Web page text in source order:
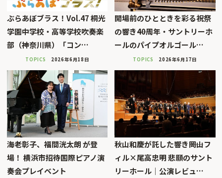
ぶらあぼブラス！Vol.47 桐光
学園中学校・高等学校吹奏楽
部（神奈川県）「コン…
TOPICS 2026年6月18日
開場前のひとときを彩る祝祭
の響き――40周年・サントリーホ
ールのパイプオルゴール…
TOPICS 2026年6月17日
海老彰子、福間洸太朗 が登
場！ 横浜市招待国際ピアノ演
奏会プレイベント
秋山和慶が託した響き――岡山フ
ィル×尾高忠明 悲願のサント
リーホール｜公演レビュ…